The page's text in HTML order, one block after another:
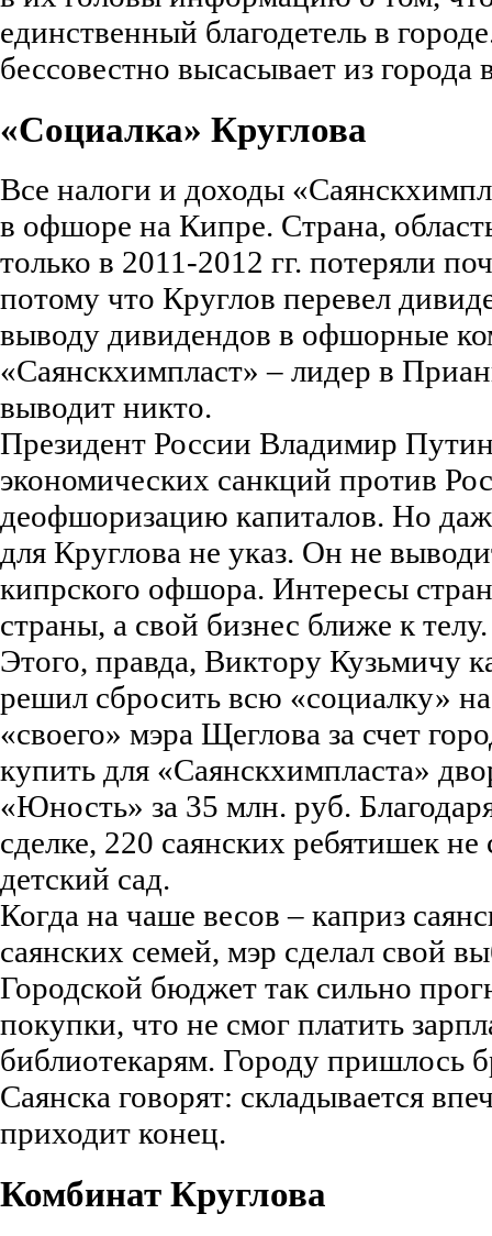
единственный благодетель в
бессовестно высасывает из города
«Социалка» Круглова
Все налоги и доходы
в офшоре на Кипре. Страна,
только в 2011-2012 гг. потеряли
потому что Круглов перевел
выводу дивидендов в офшорные
«Саянскхимпласт» – лидер в
выводит никто.
Президент России Владимир
экономических санкций против
деофшоризацию капиталов. Но
для Круглова не указ. Он не
кипрского офшора. Интересы
страны, а свой бизнес ближе к
Этого, правда, Виктору Кузьмичу
решил сбросить всю «социалку»
«своего» мэра Щеглова за счет
купить для «Саянскхимпласта»
«Юность» за 35 млн. руб.
сделке, 220 саянских ребятишек
детский сад.
Когда на чаше весов – каприз
саянских семей, мэр сделал свой
Городской бюджет так сильно
покупки, что не смог платить
библиотекарям. Городу пришлось
Саянска говорят: складывается
приходит конец.
Комбинат Круглова